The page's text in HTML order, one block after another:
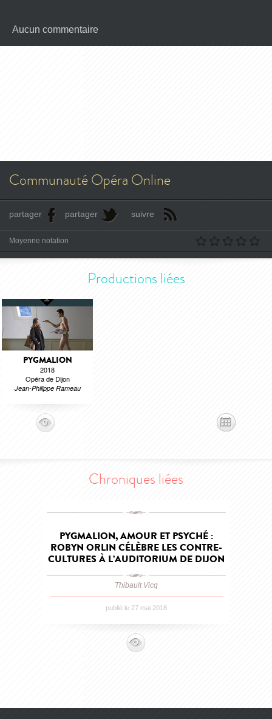
Aucun commentaire
Communauté Opéra Online
partager partager suivre
Moyenne notation
Productions liées
PYGMALION
2018
Opéra de Dijon
Jean-Philippe Rameau
Chroniques liées
PYGMALION, AMOUR ET PSYCHÉ :
ROBYN ORLIN CÉLÈBRE LES CONTRE-
CULTURES À L’AUDITORIUM DE DIJON
Thibault Vicq
publié le 27 mai 2018